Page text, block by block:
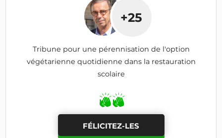
+25
Tribune pour une pérennisation de l'option
végétarienne quotidienne dans la restauration
scolaire
FÉLICITEZ-LES